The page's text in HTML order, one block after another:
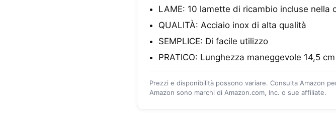
LAME: 10 lamette di ricambio incluse nella
QUALITÀ: Acciaio inox di alta qualità
SEMPLICE: Di facile utilizzo
PRATICO: Lunghezza maneggevole 14,5 cm
Prezzi e disponibilità possono variare. Consulta Amazon
Amazon sono marchi di Amazon.com, Inc. o sue affiliate.